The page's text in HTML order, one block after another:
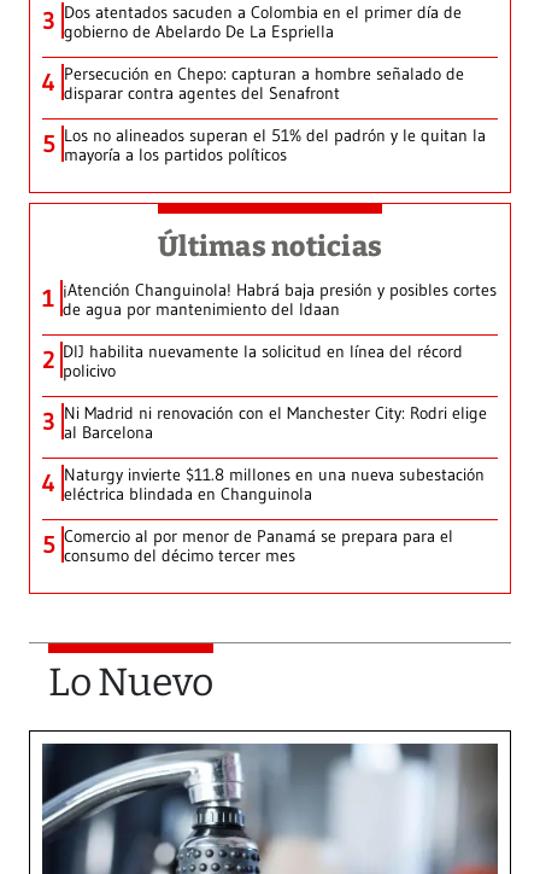
3 Dos atentados sacuden a Colombia en el primer día de
gobierno de Abelardo De La Espriella
4 Persecución en Chepo: capturan a hombre señalado de
disparar contra agentes del Senafront
5 Los no alineados superan el 51% del padrón y le quitan la
mayoría a los partidos políticos
Últimas noticias
1 ¡Atención Changuinola! Habrá baja presión y posibles cortes
de agua por mantenimiento del Idaan
2 DIJ habilita nuevamente la solicitud en línea del récord
policivo
3 Ni Madrid ni renovación con el Manchester City: Rodri elige
al Barcelona
4 Naturgy invierte $11.8 millones en una nueva subestación
eléctrica blindada en Changuinola
5 Comercio al por menor de Panamá se prepara para el
consumo del décimo tercer mes
Lo Nuevo